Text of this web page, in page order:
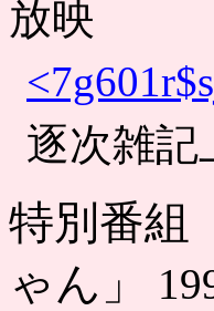
放映
逐次雑記
特別番組
ゃん」